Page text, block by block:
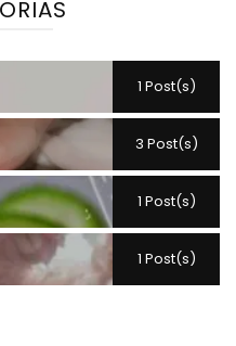
1 Post(s)
3 Post(s)
1 Post(s)
1 Post(s)